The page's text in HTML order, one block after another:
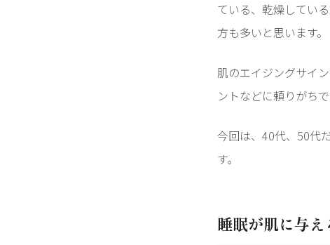
ている、乾燥してい
方も多いと思います。
肌のエイジングサイ
ントなどに頼りがち
今回は、 40代、 50代
す。
睡眠が肌に与え